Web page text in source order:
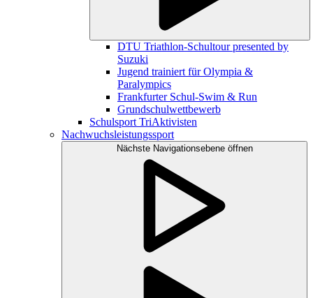
DTU Triathlon-Schultour presented by
Suzuki
Jugend trainiert für Olympia &
Paralympics
Frankfurter Schul-Swim & Run
Grundschulwettbewerb
Schulsport TriAktivisten
Nachwuchsleistungssport
Nächste Navigationsebene öffnen